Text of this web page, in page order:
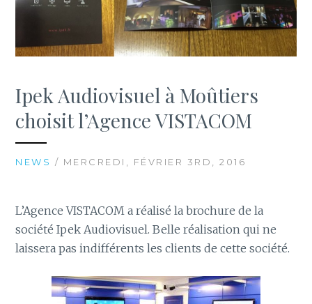
Ipek Audiovisuel à Moûtiers
choisit l’Agence VISTACOM
NEWS / MERCREDI, FÉVRIER 3RD, 2016
L’Agence VISTACOM a réalisé la brochure de la
société Ipek Audiovisuel. Belle réalisation qui ne
laissera pas indifférents les clients de cette société.